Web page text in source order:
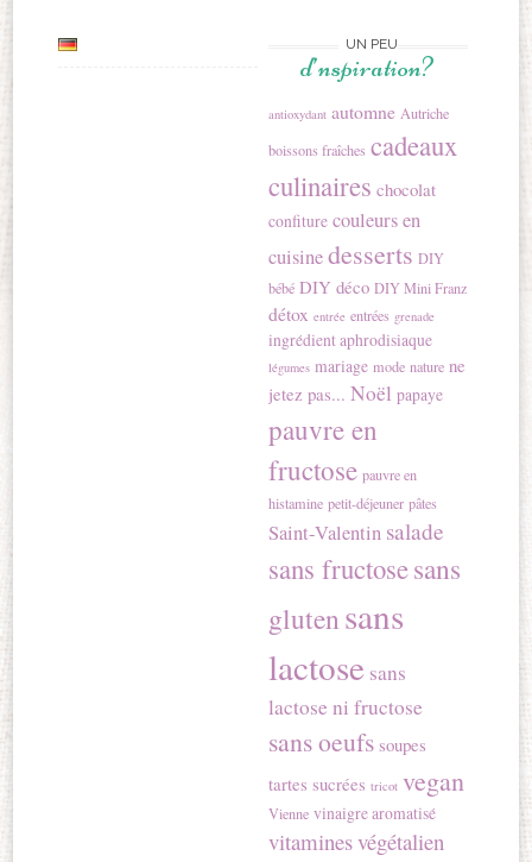
UN PEU
d’nspiration?
antioxydant automne Autriche
boissons fraîches cadeaux
culinaires chocolat
confiture couleurs en
cuisinedesserts DIY
bébé DIY déco DIY Mini Franz
détox entrée entrées grenade
ingrédient aphrodisiaque
légumes mariage mode nature ne
jetez pas... Noël papaye
pauvre en
fructose pauvre en
histamine petit-déjeuner pâtes
Saint-Valentin salade
sans fructosesans
glutensans
lactose sans
lactose ni fructose
sans oeufs soupes
tartes sucrées tricot vegan
Vienne vinaigre aromatisé
vitaminesvégétalien